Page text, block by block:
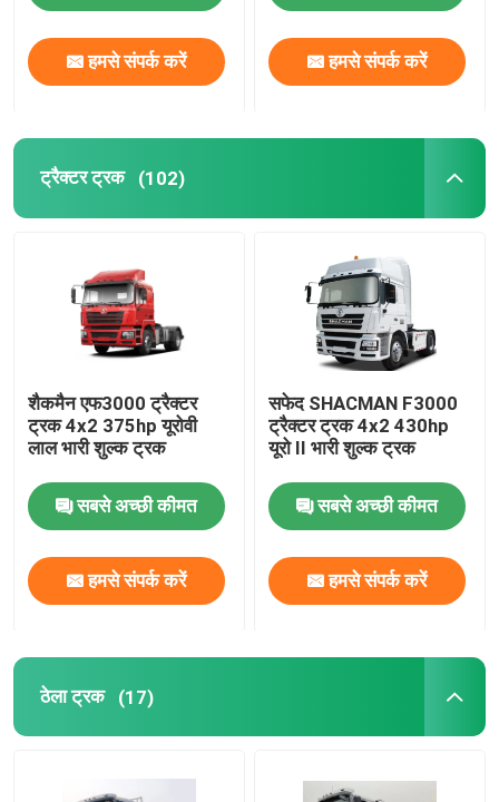
हमसे संपर्क करें हमसे संपर्क करें
ट्रैक्टर ट्रक (102)
शैकमैन एफ3000 ट्रैक्टर
ट्रक 4x2 375hp यूरोवी
लाल भारी शुल्क ट्रक
सबसे अच्छी कीमत
हमसे संपर्क करें
सफेद SHACMAN F3000
ट्रैक्टर ट्रक 4x2 430hp
यूरो II भारी शुल्क ट्रक
सबसे अच्छी कीमत
हमसे संपर्क करें
ठेला ट्रक (17)